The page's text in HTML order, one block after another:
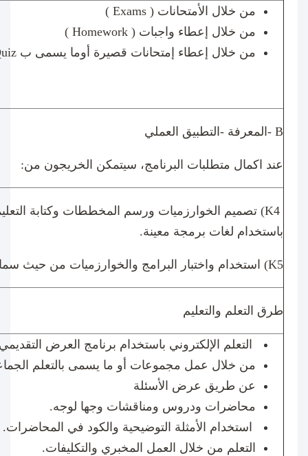
من خلال الأمتحانات ( Exams
)
من خلال إعطاء واجبات ( Homework
)
من خلال إعطاء إمتحانات قصيرة أوما يسمى ب
B -المعرفة -التطبيق العملي
عند اكمال متطلبات البرنامج، سيتمكن الخريجون من:
(K4 تصميم الخوارزميات ورسم المخططات وكتابة
باستخدام لغات برمجة معينة.
(K5 استخدام واختبار البرامج والخوارزميات من حيث
طرق التعلم والتعليم
التعلم الإلكتروني باستخدام برنامج العرض
من خلال عمل مجموعات أو ما يسمى بالتعلم
عن طريق عرض الأسئلة
محاضرات ودروس ومناقشات وجها لوجه.
استخدام الأمثلة التوضيحية والكود في المحاضرات.
التعلم من خلال العمل المخبري والتكليفات.